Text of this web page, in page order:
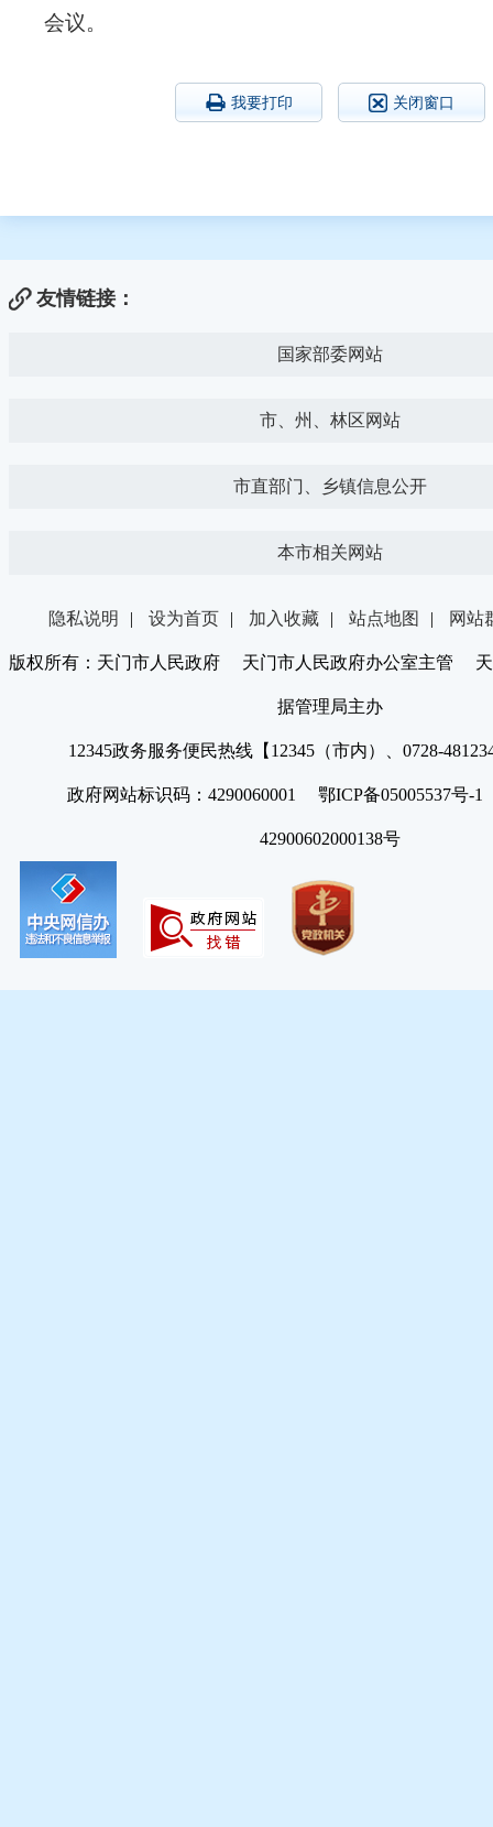
会议。
我要打印 关闭窗口
友情链接：
国家部委网站
市、州、林区网站
市直部门、乡镇信息公开
本市相关网站
隐私说明 | 设为首页 | 加入收藏 | 站点地图 | 网站
版权所有：天门市人民政府 天门市人民政府办公室主管 天
据管理局主办
12345政务服务便民热线【12345（市内）、0728-
政府网站标识码：4290060001 鄂ICP备05005537号
42900602000138号